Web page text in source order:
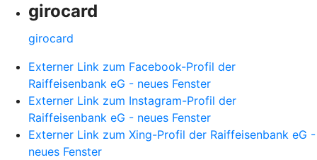
girocard
girocard
Externer Link zum Facebook-Profil der
Raiffeisenbank eG - neues Fenster
Externer Link zum Instagram-Profil der
Raiffeisenbank eG - neues Fenster
Externer Link zum Xing-Profil der Raiffeisenbank eG -
neues Fenster